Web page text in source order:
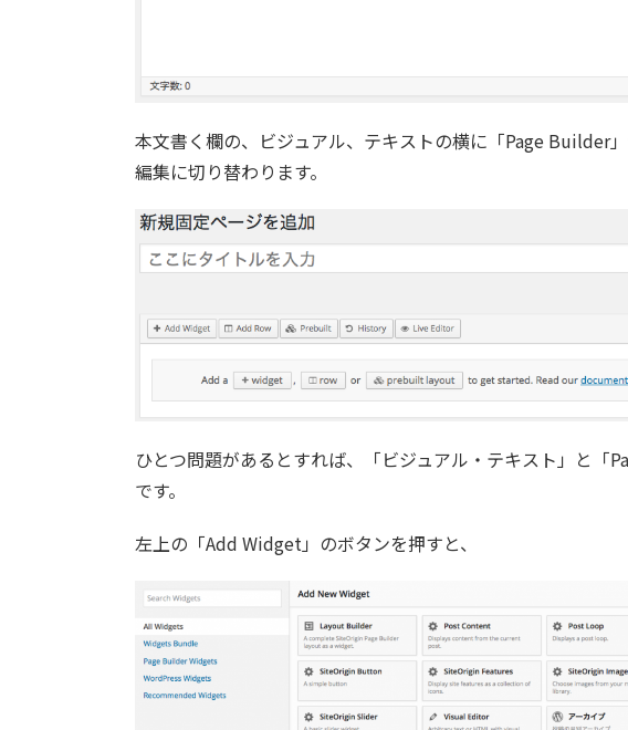
本文書く欄の、ビジュアル、テキストの横に「Page Builder
編集に切り替わります。
ひとつ問題があるとすれば、「ビジュアル・テキスト」と
です。
左上の「Add Widget」のボタンを押すと、